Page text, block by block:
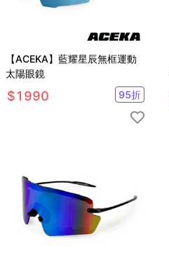
【ACEKA】藍耀星辰無框運動
太陽眼鏡
$1990 95折